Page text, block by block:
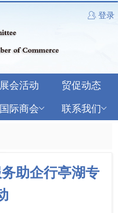
登录
展会活动
贸促动态
国际商会 联系我们
助企行亭湖专